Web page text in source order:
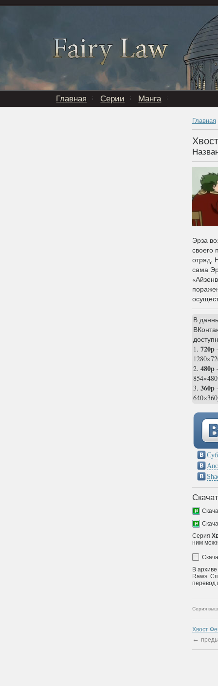
Главная Серии Манга
Главная
Эрза
своего
отряд.
сама
В
1. 720p
2. 480p
3. 360p
Серия
ним
В
Raws.
перевод
Серия
Хвост
←